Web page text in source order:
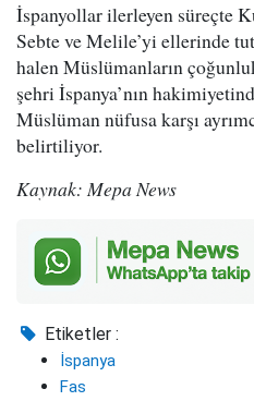
İspanyollar ilerleyen süreçte
Sebte ve Melile’yi ellerinde
halen Müslümanların
şehri İspanya’nın
Müslüman nüfusa karşı
belirtiliyor.
Kaynak: Mepa News
Etiketler :
İspanya
Fas